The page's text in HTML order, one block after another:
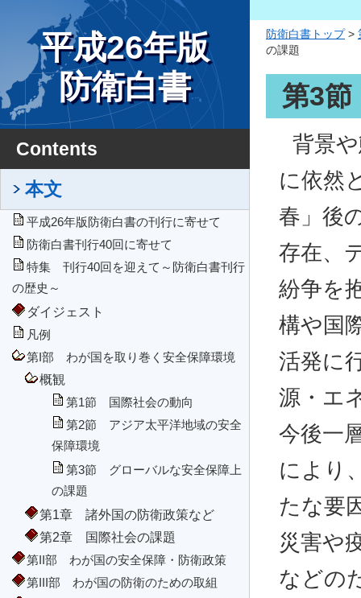
平成26年版
防衛白書
Contents
本文
平成26年版防衛白書の刊行に寄せて
防衛白書刊行40回に寄せて
特集 刊行40回を迎えて～防衛白書刊行
の歴史～
ダイジェスト
凡例
第I部 わが国を取り巻く安全保障環境
概観
第1節 国際社会の動向
第2節 アジア太平洋地域の安全
保障環境
第3節 グローバルな安全保障上
の課題
第1章 諸外国の防衛政策など
第2章 国際社会の課題
第II部 わが国の安全保障・防衛政策
第III部 わが国の防衛のための取組
防衛白書トップ>
の課題
第3
背景
に依然
春」後
存在、
紛争を
構や国
活発に
源・エ
今後一
により
たな要
災害や
などの